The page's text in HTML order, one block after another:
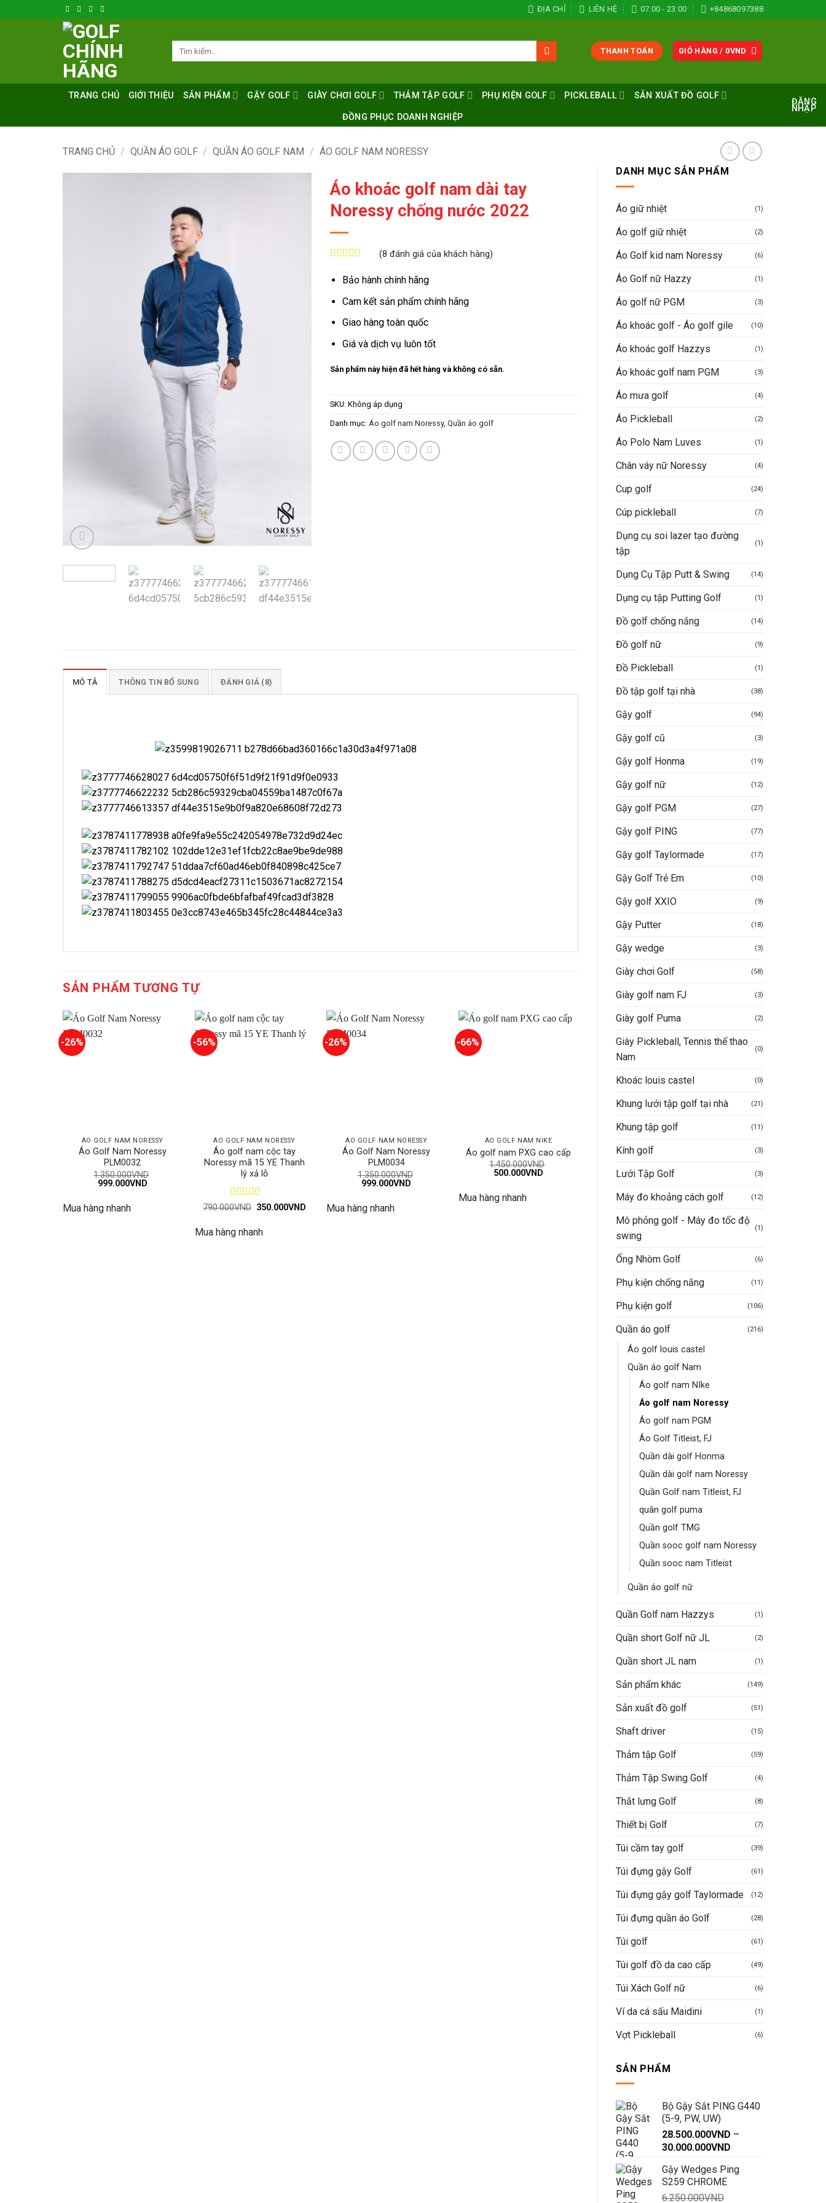
qua
ĐỊA CHỈ LIÊN HỆ 07:00 - 23:00 +84868097388
THANH TOÁN GIỎ HÀNG / 0VND
TRANG CHỦ GIỚI THIỆU SẢN PHẨM GẬY GOLF GIÀY CHƠI GOLF THẢM TẬP GOLF PHỤ KIỆN GOLF PICKLEBALL SẢN XUẤT ĐỒ GOLF
ĐỒNG PHỤC DOANH NGHIỆP
ĐĂNG
NHẬP
TRANG CHỦ / QUẦN ÁO GOLF / QUẦN ÁO GOLF NAM / ÁO GOLF NAM NORESSY
DANH MỤC SẢN PHẨM
Áo giữ nhiệt (1)
Áo golf giữ nhiệt (2)
Áo Golf kid nam Noressy (6)
Áo Golf nữ Hazzy (1)
Áo golf nữ PGM (3)
Áo khoác golf - Áo golf gile (10)
Áo khoác golf Hazzys (1)
Áo khoác golf nam PGM (3)
Áo mưa golf (4)
Áo Pickleball (2)
Áo Polo Nam Luves (1)
Chân váy nữ Noressy (4)
Cup golf (24)
Cúp pickleball (7)
Dụng cụ soi lazer tạo đường
tập
(1)
Dụng Cụ Tập Putt & Swing (14)
Dụng cụ tập Putting Golf (1)
Đồ golf chống nắng (14)
Đồ golf nữ (9)
Đồ Pickleball (1)
Đồ tập golf tại nhà (38)
Gậy golf (94)
Gậy golf cũ (3)
Gậy golf Honma (19)
Gậy golf nữ (12)
Gậy golf PGM (27)
Gậy golf PING (77)
Gậy golf Taylormade (17)
Gậy Golf Trẻ Em (10)
Gậy golf XXIO (9)
Gậy Putter (18)
Gậy wedge (3)
Giày chơi Golf (58)
Giày golf nam FJ (3)
Giày golf Puma (2)
Giày Pickleball, Tennis thể thao
Nam
(0)
Khoác louis castel (0)
Khung lưới tập golf tại nhà (21)
Khung tập golf (11)
Kính golf (3)
Lưới Tập Golf (3)
Máy đo khoảng cách golf (12)
Mô phỏng golf - Máy đo tốc độ
swing
(1)
Ống Nhòm Golf (6)
Phụ kiện chống nắng (11)
Phụ kiện golf (106)
Quần áo golf (216)
Áo golf louis castel
Quần áo golf Nam
Áo golf nam NIke
Áo golf nam Noressy
Áo golf nam PGM
Áo Golf Titleist, FJ
Quần dài golf Honma
Quần dài golf nam Noressy
Quần Golf nam Titleist, FJ
quân golf puma
Quần golf TMG
Quần sooc golf nam Noressy
Quần sooc nam Titleist
Quần áo golf nữ
Quần Golf nam Hazzys (1)
Quần short Golf nữ JL (2)
Quần short JL nam (1)
Sản phẩm khác (149)
Sản xuất đồ golf (51)
Shaft driver (15)
Thảm tập Golf (59)
Thảm Tập Swing Golf (4)
Thắt lưng Golf (8)
Thiết bị Golf (7)
Túi cầm tay golf (39)
Túi đựng gậy Golf (61)
Túi đựng gậy golf Taylormade (12)
Túi đựng quần áo Golf (28)
Túi golf (61)
Túi golf đồ da cao cấp (49)
Túi Xách Golf nữ (6)
Ví da cá sấu Maidini (1)
Vợt Pickleball (6)
SẢN PHẨM
Bộ Gậy Sắt PING G440
(5-9, PW, UW)
28.500.000VND –
30.000.000VND
từ
Gậy Wedges Ping
S259 CHROME
6.250.000VND
Áo khoác golf nam dài tay
Noressy chống nước 2022
trênđánh
(8 đánh giá của khách hàng)
Bảo hành chính hãng
Cam kết sản phẩm chính hãng
Giao hàng toàn quốc
Giá và dịch vụ luôn tốt
Sản phẩm này hiện đã hết hàng và không có sẵn.
SKU: Không áp dụng
Danh mục: Áo golf nam Noressy, Quần áo golf
MÔ TẢ THÔNG TIN BỔ SUNG ĐÁNH GIÁ (8)
SẢN PHẨM TƯƠNG TỰ
-26%
ÁO GOLF NAM NORESSY
Áo Golf Nam Noressy
PLM0032
1.350.000VND
Giá
1.350.000VND.
999.000VNDGiá
Mua hàng nhanh
-56%
ÁO GOLF NAM NORESSY
Áo golf nam cộc tay
Noressy mã 15 YE Thanh
lý xả lỗ
Được xếp
790.000VND Giá
790.000VND.
350.000VND
Mua hàng nhanh
-26%
ÁO GOLF NAM NORESSY
Áo Golf Nam Noressy
PLM0034
1.350.000VND
Giá
1.350.000VND.
999.000VND
Mua hàng nhanh
-66%
ÁO GOLF NAM NIKE
Áo golf nam PXG cao cấp
1.450.000VND
Giá
1.450.000VND.
500.000VND
Mua hàng nhanh
Man Golf Noressy Polo -
Được xếp
hạng
1.350.000VND
Giá
là:
1.350.000VND.
675.000
Giá
tại
Mua hàng nhanh
-9%
Áo golf nam ngắn tay
790.000VND
Mua hàng nhanh